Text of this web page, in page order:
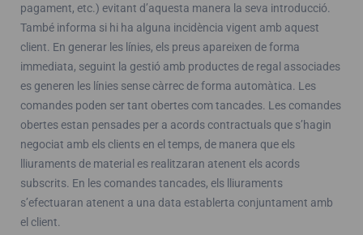
pagament, etc.) evitant d’aquesta manera la seva introducció.
També informa si hi ha alguna incidència vigent amb aquest
client. En generar les línies, els preus apareixen de forma
immediata, seguint la gestió amb productes de regal associades
es generen les línies sense càrrec de forma automàtica. Les
comandes poden ser tant obertes com tancades. Les comandes
obertes estan pensades per a acords contractuals que s’hagin
negociat amb els clients en el temps, de manera que els
lliuraments de material es realitzaran atenent els acords
subscrits. En les comandes tancades, els lliuraments
s’efectuaran atenent a una data establerta conjuntament amb
el client.